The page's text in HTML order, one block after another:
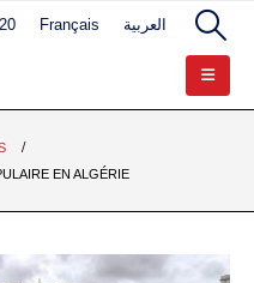
Français العربية
EN ALGÉRIE